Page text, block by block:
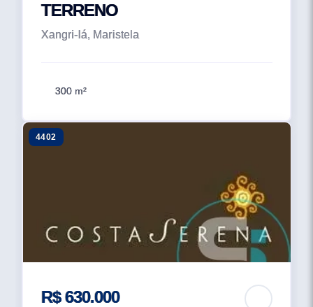
TERRENO
Xangri-lá, Maristela
300 m²
4402
R$ 630.000